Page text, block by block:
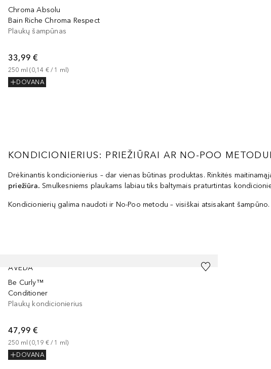
Chroma Absolu
Bain Riche Chroma Respect
Plaukų šampūnas
33,99 €
250 ml (0,14 € / 1 ml)
DOVANA
KONDICIONIERIUS: PRIEŽIŪRAI AR NO-POO METODUI
Drėkinantis kondicionierius – dar vienas būtinas produktas. Rinkitės
priežiūra. Smulkesniems plaukams labiau tiks baltymais praturtintas
Kondicionierių galima naudoti ir No-Poo metodu – visiškai atsisakant
AVEDA
Be Curly™
Conditioner
Plaukų kondicionierius
47,99 €
250 ml (0,19 € / 1 ml)
DOVANA